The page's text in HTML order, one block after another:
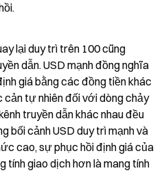
lại duy trì trên 100 cũng
dẫn. USD mạnh đồng nghĩa
giá bằng các đồng tiền khác
cản tự nhiên đối với dòng chảy
truyền dẫn khác nhau đều
bối cảnh USD duy trì mạnh và
cao, sự phục hồi định giá của
tính giao dịch hơn là mang tính